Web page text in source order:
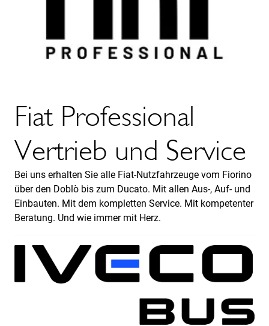
Fiat Professional
Vertrieb und Service
Bei uns erhalten Sie alle Fiat-Nutzfahrzeuge vom Fiorino
über den Doblò bis zum Ducato. Mit allen Aus-, Auf- und
Einbauten. Mit dem kompletten Service. Mit kompetenter
Beratung. Und wie immer mit Herz.